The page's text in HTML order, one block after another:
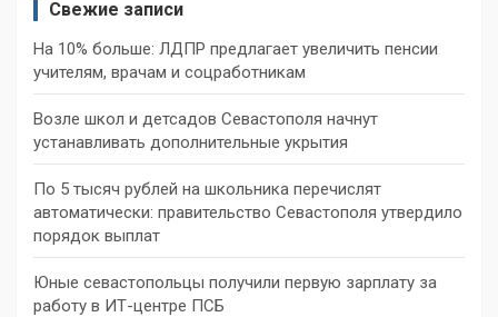
Свежие записи
На 10% больше: ЛДПР предлагает увеличить пенсии
учителям, врачам и соцработникам
Возле школ и детсадов Севастополя начнут
устанавливать дополнительные укрытия
По 5 тысяч рублей на школьника перечислят
автоматически: правительство Севастополя утвердило
порядок выплат
Юные севастопольцы получили первую зарплату за
работу в ИТ-центре ПСБ